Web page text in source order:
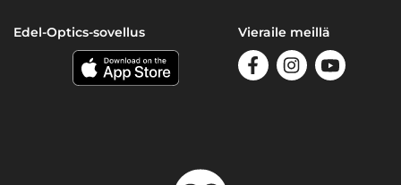
Edel-Optics-sovellus Vieraile meillä